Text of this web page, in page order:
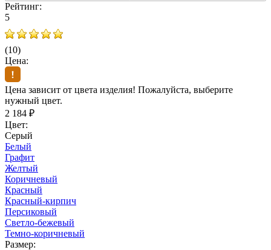
Рейтинг:
5
(10)
Цена:
Цена зависит от цвета изделия! Пожалуйста, выберите
нужный цвет.
2 184 ₽
Цвет:
Серый
Белый
Графит
Желтый
Коричневый
Красный
Красный-кирпич
Персиковый
Светло-бежевый
Темно-коричневый
Размер: